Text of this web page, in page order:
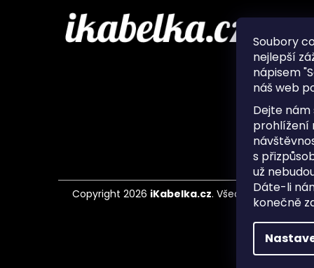
Soubory
nejlepší
nápisem
náš web
Dejte
prohlížení
s
už
Dáte-li
konečně
O nás
Často
Copyright 2026 iKabelka.cz. Všechna práva